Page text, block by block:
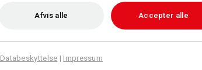
Individualisering:
Udform selv
Afvis alle Accepter alle
Databeskyttelse | Impressum